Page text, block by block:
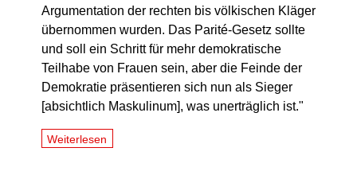
Argumentation der rechten bis völkischen Kläger
übernommen wurden. Das Parité-Gesetz sollte
und soll ein Schritt für mehr demokratische
Teilhabe von Frauen sein, aber die Feinde der
Demokratie präsentieren sich nun als Sieger
[absichtlich Maskulinum], was unerträglich ist."
Weiterlesen